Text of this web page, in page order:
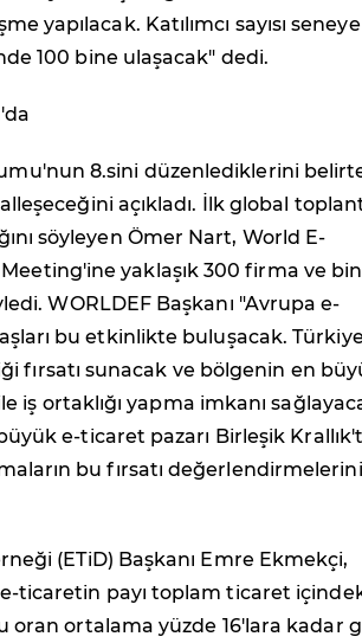
yapılacak. Katılımcı sayısı seneye
100 bine ulaşacak" dedi.
8.sini düzenlediklerini
açıkladı. İlk global
söyleyen Ömer Nart, World E-
yaklaşık 300 firma ve bin
WORLDEF Başkanı "Avrupa e-
bu etkinlikte buluşacak.
fırsatı sunacak ve bölgenin en
iş ortaklığı yapma imkanı
e-ticaret pazarı Birleşik
bu fırsatı değerlendirmelerini
(ETiD) Başkanı Emre Ekmekçi,
ticaretin payı toplam ticaret
oran ortalama yüzde 16'lara kadar